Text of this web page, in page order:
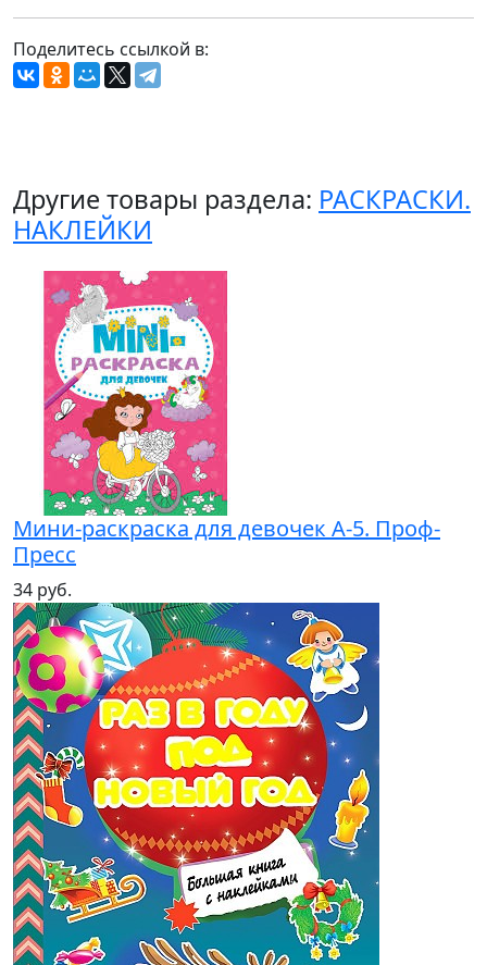
Поделитесь ссылкой в:
Другие товары раздела: РАСКРАСКИ.
НАКЛЕЙКИ
Мини-раскраска для девочек А-5. Проф-
Пресс
34 руб.